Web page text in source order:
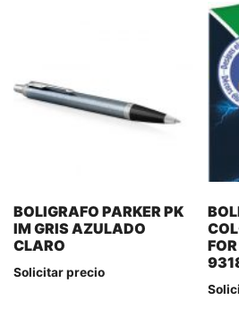
BOLIGRAFO PARKER PK
IM GRIS AZULADO
CLARO
Solicitar precio